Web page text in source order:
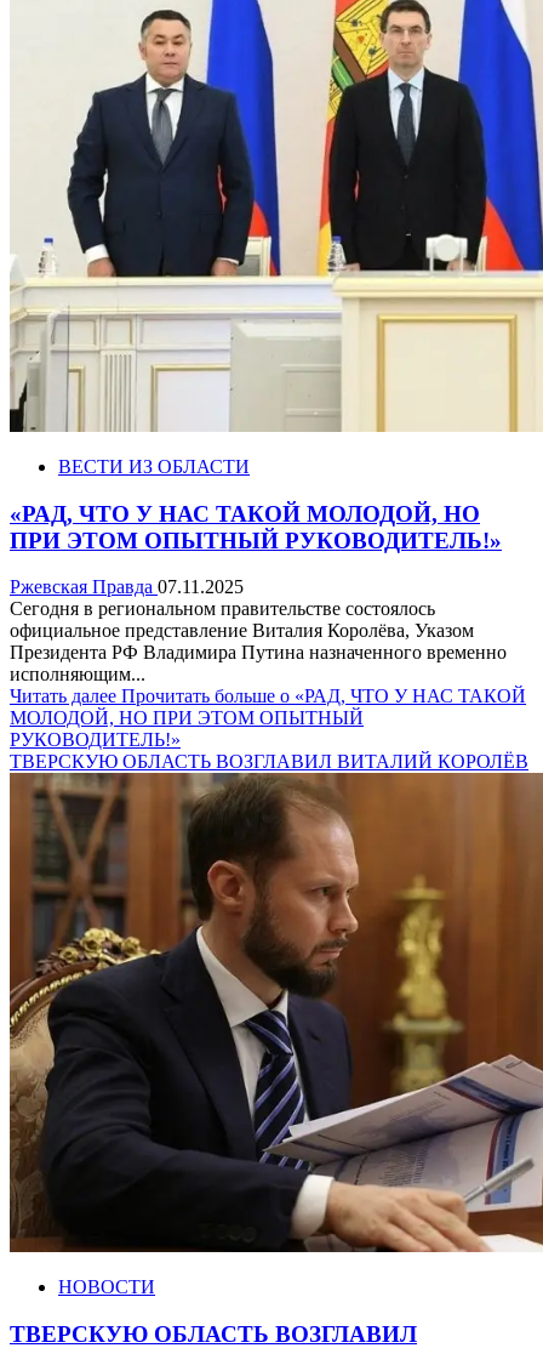
ВЕСТИ ИЗ ОБЛАСТИ
«РАД, ЧТО У НАС ТАКОЙ МОЛОДОЙ, НО
ПРИ ЭТОМ ОПЫТНЫЙ РУКОВОДИТЕЛЬ!»
Ржевская Правда 07.11.2025
Сегодня в региональном правительстве состоялось
официальное представление Виталия Королёва, Указом
Президента РФ Владимира Путина назначенного временно
исполняющим...
Читать далее Прочитать больше о «РАД, ЧТО У НАС ТАКОЙ
МОЛОДОЙ, НО ПРИ ЭТОМ ОПЫТНЫЙ
РУКОВОДИТЕЛЬ!»
ТВЕРСКУЮ ОБЛАСТЬ ВОЗГЛАВИЛ ВИТАЛИЙ КОРОЛЁВ
НОВОСТИ
ТВЕРСКУЮ ОБЛАСТЬ ВОЗГЛАВИЛ